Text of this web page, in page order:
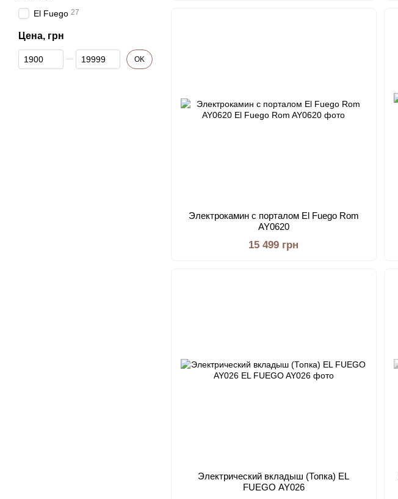
Электрокамин с порталом El Fuego Rom
AY0620
15 499 грн
Электрический вкладыш (Топка) EL
FUEGO AY026
El Fuego 27
Цена, грн
От Цена, грн
До Цена, грн OK